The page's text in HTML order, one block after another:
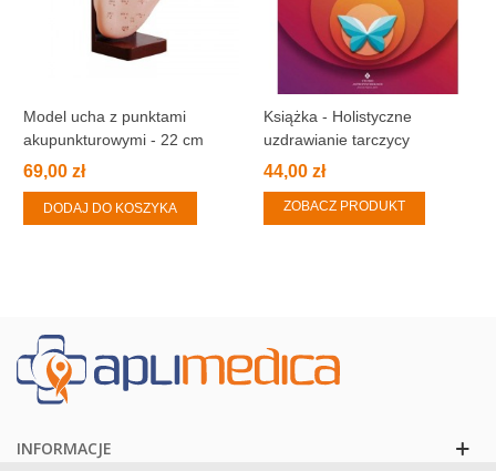
Model ucha z punktami
akupunkturowymi - 22 cm
69,00 zł
DODAJ DO KOSZYKA
Książka - Holistyczne
uzdrawianie tarczycy
44,00 zł
ZOBACZ PRODUKT
INFORMACJE